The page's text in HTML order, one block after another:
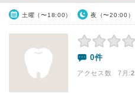
土曜（〜18:00） 夜（〜20:00）
0件
アクセス数 7月:2